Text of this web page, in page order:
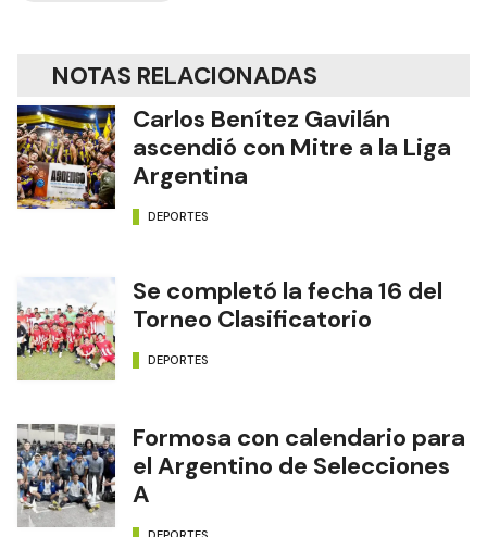
NOTAS RELACIONADAS
Carlos Benítez Gavilán
ascendió con Mitre a la Liga
Argentina
DEPORTES
Se completó la fecha 16 del
Torneo Clasificatorio
DEPORTES
Formosa con calendario para
el Argentino de Selecciones
A